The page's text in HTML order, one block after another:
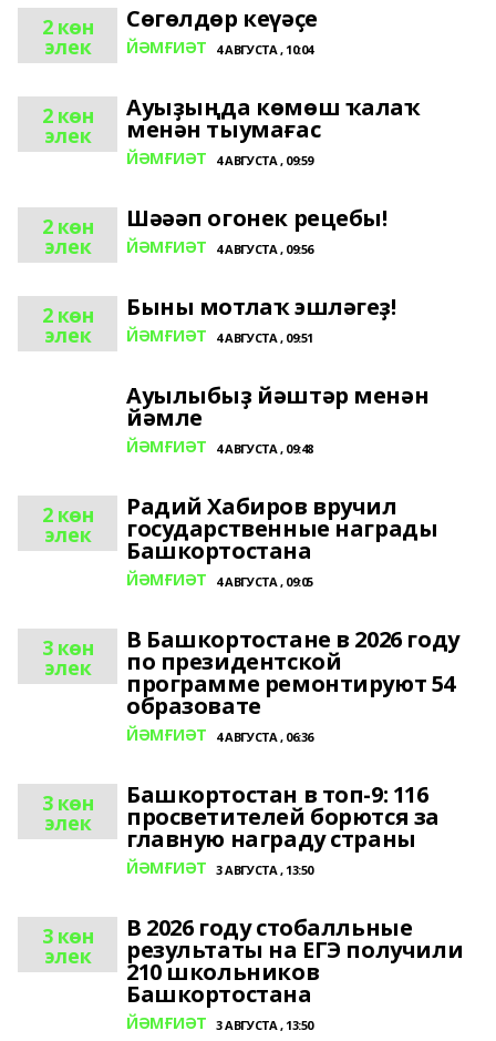
2 көн
элек
Сөгөлдөр кеүәҫе
ЙӘМҒИӘТ 4 АВГУСТА , 10:04
2 көн
элек
Ауыҙыңда көмөш ҡалаҡ
менән тыумағас
ЙӘМҒИӘТ 4 АВГУСТА , 09:59
2 көн
элек
Шәәәп огонек рецебы!
ЙӘМҒИӘТ 4 АВГУСТА , 09:56
2 көн
элек
Быны мотлаҡ эшләгеҙ!
ЙӘМҒИӘТ 4 АВГУСТА , 09:51
Ауылыбыҙ йәштәр менән
йәмле
ЙӘМҒИӘТ 4 АВГУСТА , 09:48
2 көн
элек
Радий Хабиров вручил
государственные награды
Башкортостана
ЙӘМҒИӘТ 4 АВГУСТА , 09:05
3 көн
элек
В Башкортостане в 2026 году
по президентской
программе ремонтируют 54
образовате
ЙӘМҒИӘТ 4 АВГУСТА , 06:36
3 көн
элек
Башкортостан в топ-9: 116
просветителей борются за
главную награду страны
ЙӘМҒИӘТ 3 АВГУСТА , 13:50
3 көн
элек
В 2026 году стобалльные
результаты на ЕГЭ получили
210 школьников
Башкортостана
ЙӘМҒИӘТ 3 АВГУСТА , 13:50